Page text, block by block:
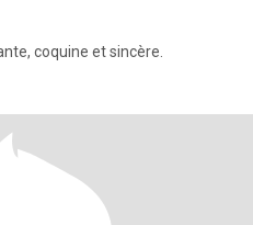
coquine et sincère.